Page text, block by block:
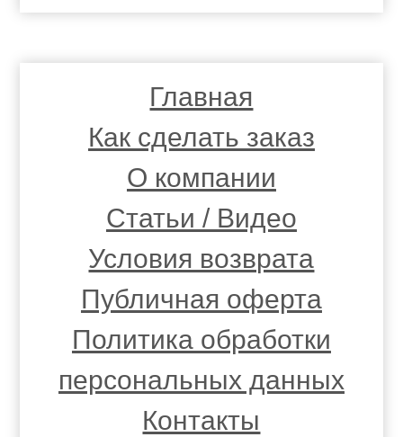
Главная
Как сделать заказ
О компании
Статьи / Видео
Условия возврата
Публичная оферта
Политика обработки
персональных данных
Контакты